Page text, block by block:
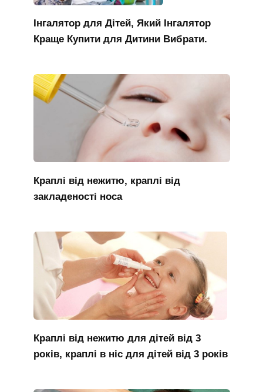
Інгалятор для Дітей, Який Інгалятор
Краще Купити для Дитини Вибрати.
Краплі від нежитю, краплі від
закладеності носа
Краплі від нежитю для дітей від 3
років, краплі в ніс для дітей від 3 років